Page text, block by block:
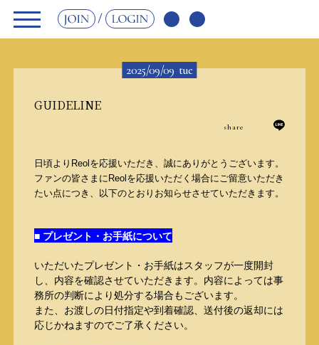
JOIN LOGIN
2025/09/09 tue
GUIDELINE
share
日頃よりReolを応援いただき、誠にありがとうございます。
ファンの皆さまにReolを応援いただく場合にご留意いただき
たい点につき、以下のとおりお知らせさせていただきます。
■ プレゼント・お手紙について
いただいたプレゼント・お手紙はスタッフが一度開封
し、内容を確認させていただきます。内容によっては事
務所の判断により処分する場合もございます。
また、お渡しの日付指定や到着確認、送付後の返却には
応じかねますのでご了承ください。